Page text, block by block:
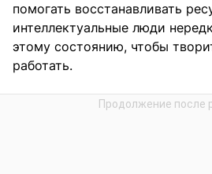
помогать восстанавливать
интеллектуальные люди
этому состоянию, чтобы
работать.